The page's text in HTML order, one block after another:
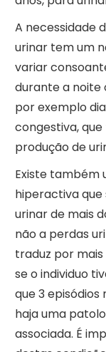
A necessidade
urinar tem um
variar
durante a noite
por exemplo
congestiva,
produção de
Existe também
hiperactiva
urinar de mais
não a perdas
traduz por
se o individuo
que 3 episódios
haja uma
associada. É